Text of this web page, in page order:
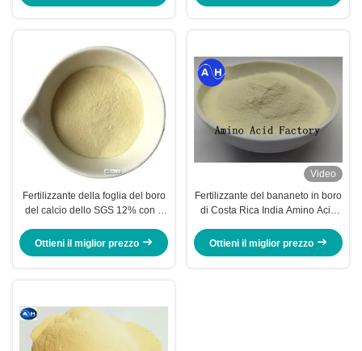
Fertilizzante della foglia del boro
del calcio dello SGS 12% con il
Ottieni il miglior prezzo
Video
Fertilizzante del bananeto in boro
di Costa Rica India Amino Acid
dosaggio dello spray fogliare
Ottieni il miglior prezzo